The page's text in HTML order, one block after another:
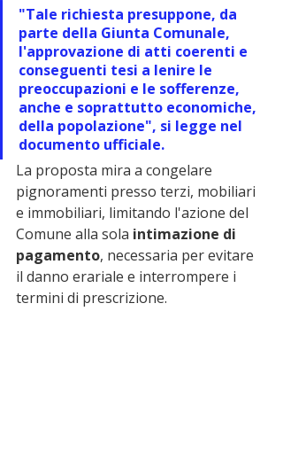
"Tale richiesta presuppone, da
parte della Giunta Comunale,
l'approvazione di atti coerenti e
conseguenti tesi a lenire le
preoccupazioni e le sofferenze,
anche e soprattutto economiche,
della popolazione", si legge nel
documento ufficiale.
La proposta mira a congelare
pignoramenti presso terzi, mobiliari
e immobiliari, limitando l'azione del
Comune alla sola intimazione di
pagamento, necessaria per evitare
il danno erariale e interrompere i
termini di prescrizione.